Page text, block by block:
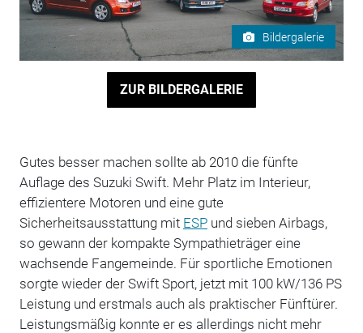
Bildergalerie
ZUR BILDERGALERIE
Gutes besser machen sollte ab 2010 die fünfte
Auflage des Suzuki Swift. Mehr Platz im Interieur,
effizientere Motoren und eine gute
Sicherheitsausstattung mit ESPund sieben Airbags,
so gewann der kompakte Sympathieträger eine
wachsende Fangemeinde. Für sportliche Emotionen
sorgte wieder der Swift Sport, jetzt mit 100 kW/136 PS
Leistung und erstmals auch als praktischer Fünftürer.
Leistungsmäßig konnte er es allerdings nicht mehr